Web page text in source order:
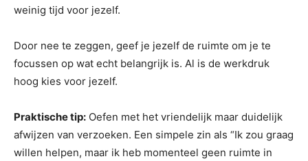
weinig tijd voor jezelf.
Door nee te zeggen, geef je jezelf de ruimte om je te
focussen op wat echt belangrijk is. Al is de werkdruk
hoog kies voor jezelf.
Praktische tip: Oefen met het vriendelijk maar duidelijk
afwijzen van verzoeken. Een simpele zin als “Ik zou graag
willen helpen, maar ik heb momenteel geen ruimte in